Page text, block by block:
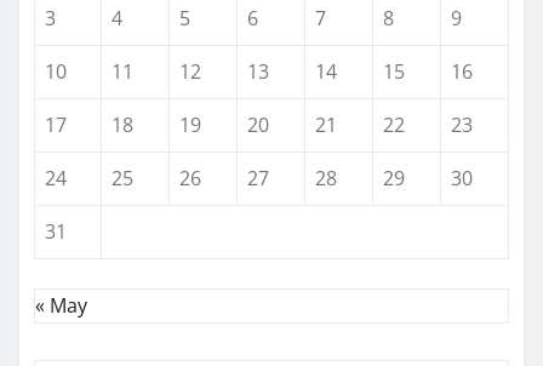
3
4 5 6 7 8
9
10
11 12 13 14 15
16
17
18 19 20 21 22
23
24
25 26 27 28 29
30
31
« May